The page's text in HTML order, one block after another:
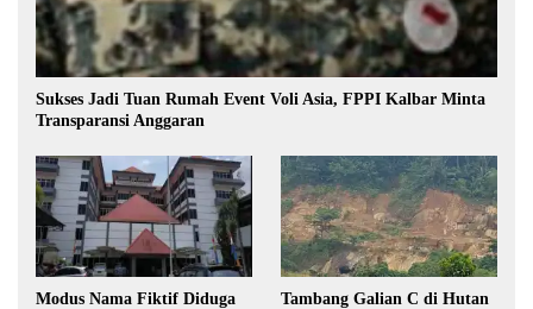
Sukses Jadi Tuan Rumah Event Voli Asia, FPPI Kalbar Minta
Transparansi Anggaran
Modus Nama Fiktif Diduga
Tambang Galian C di Hutan